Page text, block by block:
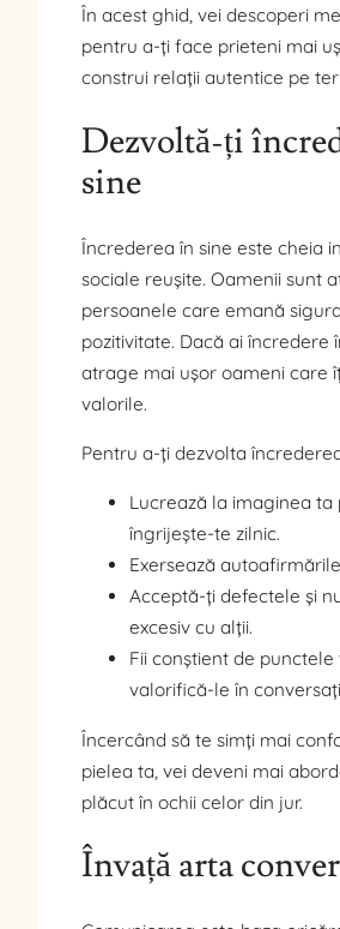
În acest ghid, vei descoperi
pentru a-ți face prieteni mai
construi relații autentice pe
Dezvoltă-ți
sine
Încrederea în sine este cheia
sociale reușite. Oamenii sunt
persoanele care emană
pozitivitate. Dacă ai încredere
atrage mai ușor oameni care
valorile.
Pentru a-ți dezvolta
Lucrează la imaginea ta
îngrijește-te zilnic.
Exersează
Acceptă-ți defectele și
excesiv cu alții.
Fii conștient de
valorifică-le în
Încercând să te simți mai
pielea ta, vei deveni mai
plăcut în ochii celor din jur.
Învață arta